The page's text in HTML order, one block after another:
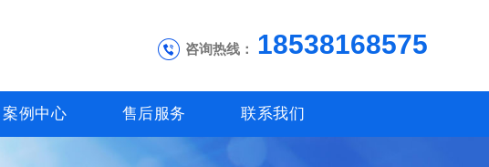
咨询热线： 18538168575
案例中心 售后服务 联系我们